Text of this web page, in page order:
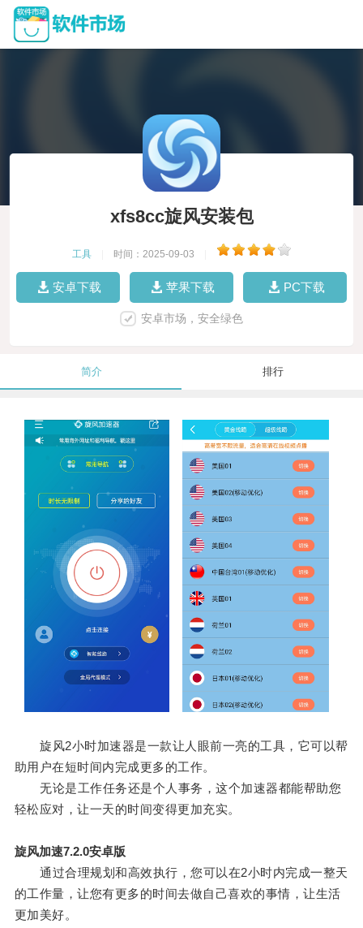
xfs8cc旋风安装包
工具 时间：2025-09-03
安卓下载 苹果下载 PC下载
安卓市场，安全绿色
简介 排行
旋风2小时加速器是一款让人眼前一亮的工具，它可以帮
助用户在短时间内完成更多的工作。
无论是工作任务还是个人事务，这个加速器都能帮助您
轻松应对，让一天的时间变得更加充实。
旋风加速7.2.0安卓版
通过合理规划和高效执行，您可以在2小时内完成一整天
的工作量，让您有更多的时间去做自己喜欢的事情，让生活
更加美好。